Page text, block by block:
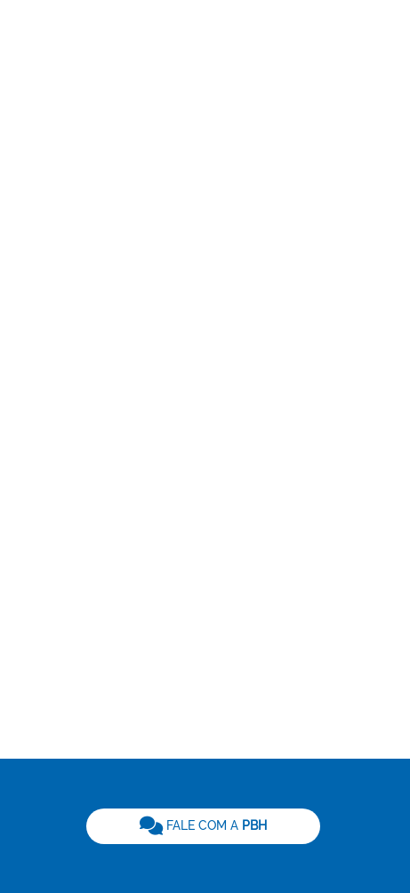
FALE COM A PBH